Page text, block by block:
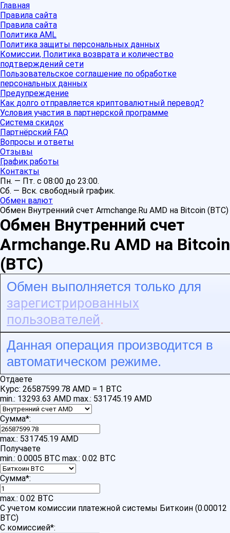
Главная
Правила сайта
Правила сайта
Политика AML
Политика защиты персональных данных
Комиссии, Политика возврата и количество
подтверждений сети
Пользовательское соглашение по обработке
персональных данных
Предупреждение
Как долго отправляется криптовалютный перевод?
Условия участия в партнерской программе
Система скидок
Партнёрский FAQ
Вопросы и ответы
Отзывы
График работы
Контакты
Пн. — Пт. с 08:00 до 23:00.
Сб. — Вск. свободный график.
Обмен валют
Обмен Внутренний счет Armchange.Ru AMD на Bitcoin (BTC)
Обмен Внутренний счет
Armchange.Ru AMD на Bitcoin
(BTC)
Обмен выполняется только для
зарегистрированных
пользователей.
Данная операция производится в
автоматическом режиме.
Отдаете
Курс: 26587599.78 AMD = 1 BTC
min.: 13293.63 AMD max.: 531745.19 AMD
Сумма*:
max.: 531745.19 AMD
Получаете
min.: 0.0005 BTC max.: 0.02 BTC
Сумма*:
max.: 0.02 BTC
С учетом комиссии платежной системы Биткоин (0.00012
BTC)
С комиссией*: